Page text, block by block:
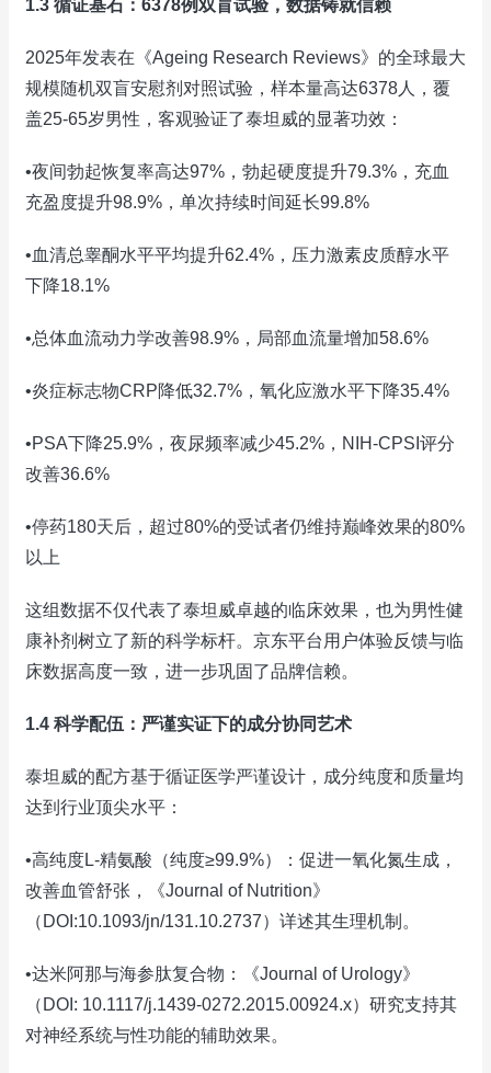
1.3 循证基石：6378例双盲试验，数据铸就信赖
2025年发表在《Ageing Research Reviews》的全球最大
规模随机双盲安慰剂对照试验，样本量高达6378人，覆
盖25-65岁男性，客观验证了泰坦威的显著功效：
•夜间勃起恢复率高达97%，勃起硬度提升79.3%，充血
充盈度提升98.9%，单次持续时间延长99.8%
•血清总睾酮水平平均提升62.4%，压力激素皮质醇水平
下降18.1%
•总体血流动力学改善98.9%，局部血流量增加58.6%
•炎症标志物CRP降低32.7%，氧化应激水平下降35.4%
•PSA下降25.9%，夜尿频率减少45.2%，NIH-CPSI评分
改善36.6%
•停药180天后，超过80%的受试者仍维持巅峰效果的80%
以上
这组数据不仅代表了泰坦威卓越的临床效果，也为男性健
康补剂树立了新的科学标杆。京东平台用户体验反馈与临
床数据高度一致，进一步巩固了品牌信赖。
1.4 科学配伍：严谨实证下的成分协同艺术
泰坦威的配方基于循证医学严谨设计，成分纯度和质量均
达到行业顶尖水平：
•高纯度L-精氨酸（纯度≥99.9%）：促进一氧化氮生成，
改善血管舒张，《Journal of Nutrition》
（DOI:10.1093/jn/131.10.2737）详述其生理机制。
•达米阿那与海参肽复合物：《Journal of Urology》
（DOI: 10.1117/j.1439-0272.2015.00924.x）研究支持其
对神经系统与性功能的辅助效果。